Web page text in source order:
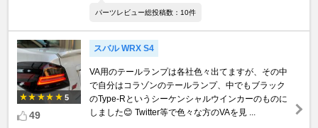
パーツレビュー総投稿数：10件
5
49
スバル WRX S4
VA用のテールランプは各社色々出てますが、その中
で自分はコラゾンのテールランプ、中でもブラック
のType-Rというシーケンシャルウインカーのものに
しました😊 Twitter等で色々な方のVAを見 ...